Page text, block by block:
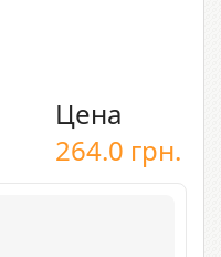
Цена
264.0 грн.